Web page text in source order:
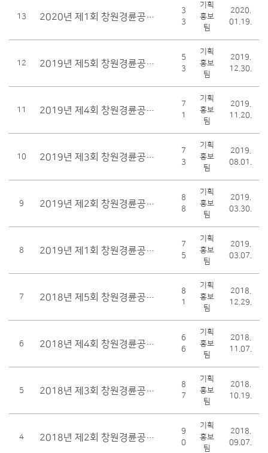
13 2020년 제1회 창원경륜공단이사회 개최결과
3
3
기획
홍보
팀
2020.
01.19.
12 2019년 제5회 창원경륜공단이사회 개최 결과
5
3
기획
홍보
팀
2019.
12.30.
11 2019년 제4회 창원경륜공단이사회 개최 결과
7
1
기획
홍보
팀
2019.
11.20.
10 2019년 제3회 창원경륜공단 이사회 개최 결과
7
3
기획
홍보
팀
2019.
08.01.
9 2019년 제2회 창원경륜공단 이사회 개최 결과
8
8
기획
홍보
팀
2019.
03.30.
8 2019년 제1회 창원경륜공단 이사회 개최 결과
7
5
기획
홍보
팀
2019.
03.07.
7 2018년 제5회 창원경륜공단 이사회 개최 결과
8
1
기획
홍보
팀
2018.
12.29.
6 2018년 제4회 창원경륜공단 이사회 개최 결과
6
6
기획
홍보
팀
2018.
11.07.
5 2018년 제3회 창원경륜공단 이사회 개최 결과
8
7
기획
홍보
팀
2018.
10.19.
4 2018년 제2회 창원경륜공단 이사회 개최결과
9
0
기획
홍보
팀
2018.
09.07.